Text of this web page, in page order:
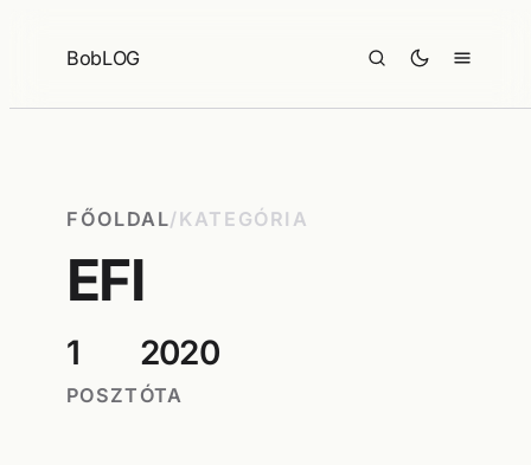
BobLOG
FŐOLDAL/KATEGÓRIA
EFI
1
POSZT
2020
ÓTA